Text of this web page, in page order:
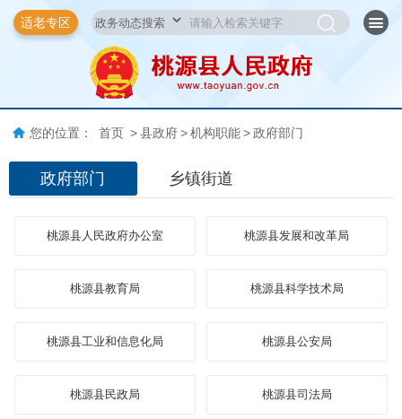
适老专区
您的位置： 首页 > 县政府 > 机构职能 > 政府部门
政府部门 乡镇街道
桃源县人民政府办公室 桃源县发展和改革局
桃源县教育局 桃源县科学技术局
桃源县工业和信息化局 桃源县公安局
桃源县民政局 桃源县司法局